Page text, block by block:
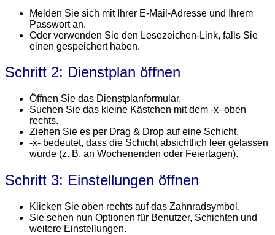
Melden Sie sich mit Ihrer E-Mail-Adresse und Ihrem
Passwort an.
Oder verwenden Sie den Lesezeichen-Link, falls Sie
einen gespeichert haben.
Schritt 2: Dienstplan öffnen
Öffnen Sie das Dienstplanformular.
Suchen Sie das kleine Kästchen mit dem -x- oben
rechts.
Ziehen Sie es per Drag & Drop auf eine Schicht.
-x- bedeutet, dass die Schicht absichtlich leer gelassen
wurde (z. B. an Wochenenden oder Feiertagen).
Schritt 3: Einstellungen öffnen
Klicken Sie oben rechts auf das Zahnradsymbol.
Sie sehen nun Optionen für Benutzer, Schichten und
weitere Einstellungen.